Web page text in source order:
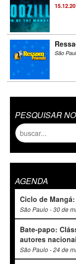
São
PESQUISAR
AGENDA
Ciclo de
São Paulo - 30 de
Bate-papo:
autores
São Paulo - 24 de